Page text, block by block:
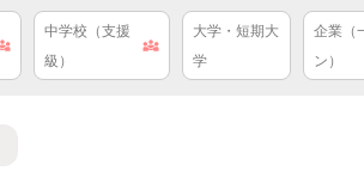
中学校（支援
級）
大学・短期大
学
企業（
ン）